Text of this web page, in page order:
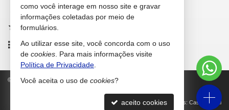
cadastre seu imóvel
imóveis favoritos
mapa de imóveis
© 2026 CRECI/SC 42.646-F Política de Privacidade
Site para imobiliárias: Castel Digital
como você interage em nosso site e gravar
informações coletadas por meio de
formulários.
Ao utilizar esse site, você concorda com o uso
de cookies . Para mais informações visite
Política de Privacidade
Você aceita o uso de cookies?
aceito cookies